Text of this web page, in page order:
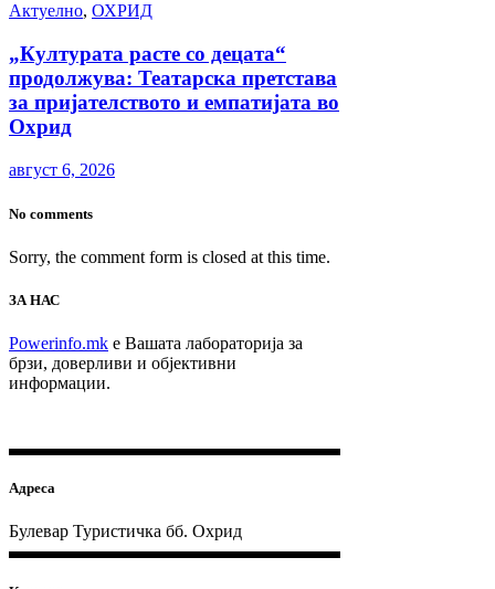
Актуелно, ОХРИД
„Културата расте со децата“
продолжува: Театарска претстава
за пријателството и емпатијата во
Охрид
август 6, 2026
No comments
Sorry, the comment form is closed at this time.
ЗА НАС
Powerinfo.mk e Вашата лабораторија за
брзи, доверливи и објективни
информации.
Адреса
Булевар Туристичка бб. Охрид